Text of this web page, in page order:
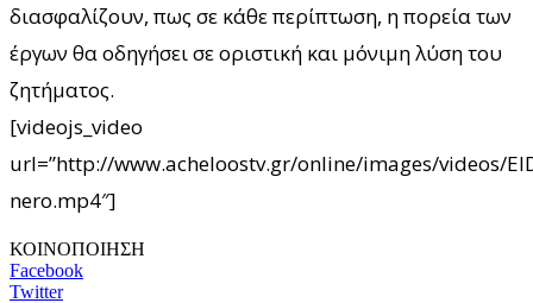
διασφαλίζουν, πως σε κάθε περίπτωση, η πορεία των
έργων θα οδηγήσει σε οριστική και μόνιμη λύση του
ζητήματος.
[videojs_video
url=”http://www.acheloostv.gr/online/images/videos/
nero.mp4″]
ΚΟΙΝΟΠΟΙΗΣΗ
Facebook
Twitter